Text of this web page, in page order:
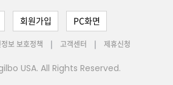
회원가입 PC화면
보 보호정책 고객센터 제휴신청
USA. All Rights Reserved.